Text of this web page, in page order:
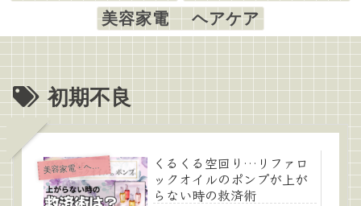
美容家電 ヘアケア
初期不良
美
容家電・ヘアケア
くるくる空回り…リファロ
ックオイルのポンプが上が
らない時の救済術